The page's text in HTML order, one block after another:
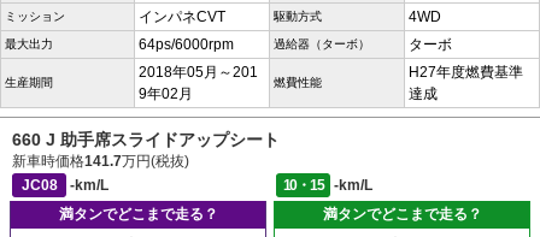
ミッション インパネCVT 駆動方式 4WD
最大出力 64ps/6000rpm 過給器（ターボ） ターボ
生産期間
2018年05月～201
9年02月
燃費性能
H27年度燃費基準
達成
660 J 助手席スライドアップシート
新車時価格141.7万円(税抜)
JC08
-km/L 10・15
-km/L
満タンでどこまで走る？
満タンでどこまで走る？